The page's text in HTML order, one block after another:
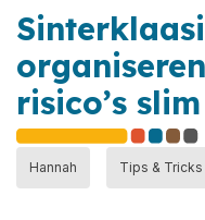
risico’s
Hannah Tips & Tricks